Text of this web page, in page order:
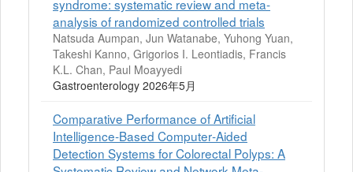
syndrome: systematic review and meta-
analysis of randomized controlled trials
Natsuda Aumpan, Jun Watanabe, Yuhong Yuan,
Takeshi Kanno, Grigorios I. Leontiadis, Francis
K.L. Chan, Paul Moayyedi
Gastroenterology 2026年5月
Comparative Performance of Artificial
Intelligence‐Based Computer‐Aided
Detection Systems for Colorectal Polyps: A